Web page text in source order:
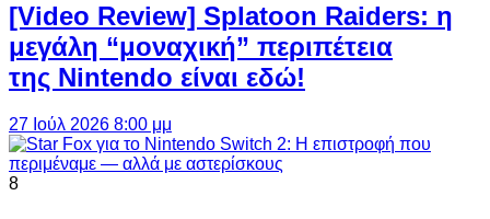
[Video Review] Splatoon Raiders: η
μεγάλη “μοναχική” περιπέτεια
της Nintendo είναι εδώ!
27 Ιούλ 2026 8:00 μμ
8